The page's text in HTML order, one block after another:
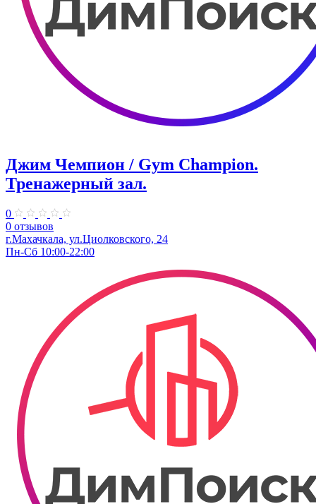
Джим Чемпион / Gym Champion.
Тренажерный зал.
0
0 отзывов
г.Махачкала​, ул.Циолковского, 24
Пн-Сб 10:00-22:00